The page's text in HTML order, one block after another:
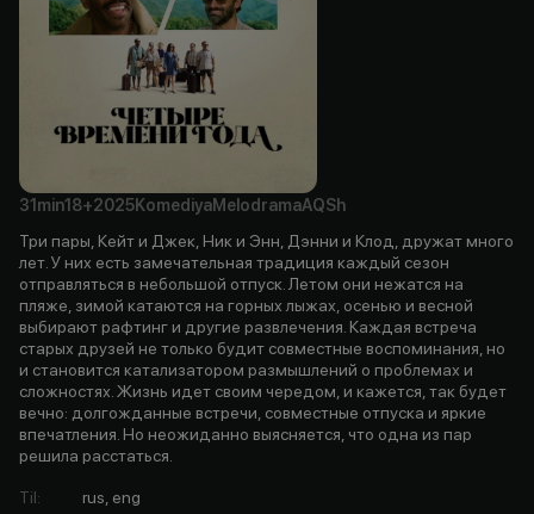
31min18+2025KomediyaMelodramaAQSh
Три пары, Кейт и Джек, Ник и Энн, Дэнни и Клод, дружат много
лет. У них есть замечательная традиция каждый сезон
отправляться в небольшой отпуск. Летом они нежатся на
пляже, зимой катаются на горных лыжах, осенью и весной
выбирают рафтинг и другие развлечения. Каждая встреча
старых друзей не только будит совместные воспоминания, но
и становится катализатором размышлений о проблемах и
сложностях. Жизнь идет своим чередом, и кажется, так будет
вечно: долгожданные встречи, совместные отпуска и яркие
впечатления. Но неожиданно выясняется, что одна из пар
решила расстаться.
Til:
rus, eng